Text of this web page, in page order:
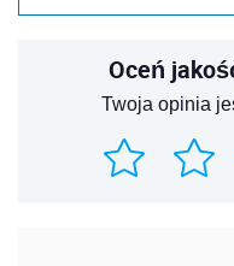
Oceń
Twoja opinia